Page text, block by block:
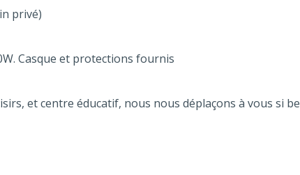
privé)
Casque et protections fournis
et centre éducatif, nous nous déplaçons à vous si